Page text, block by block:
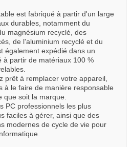
est fabriqué à partir d'un large
durables, notamment du
magnésium recyclé, des
de l'aluminium recyclé et du
également expédié dans un
à partir de matériaux 100 %
prêt à remplacer votre appareil,
à le faire de manière responsable
que soit la marque.
PC professionnels les plus
faciles à gérer, ainsi que des
modernes de cycle de vie pour